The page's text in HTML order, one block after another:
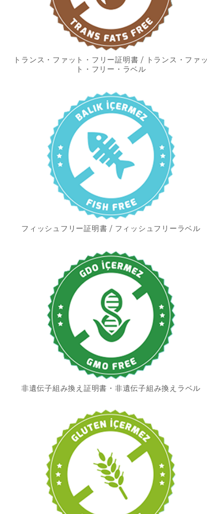
トランス・ファット・フリー証明書 / トランス・ファッ
ト・フリー・ラベル
フィッシュフリー証明書 / フィッシュフリーラベル
非遺伝子組み換え証明書・非遺伝子組み換えラベル